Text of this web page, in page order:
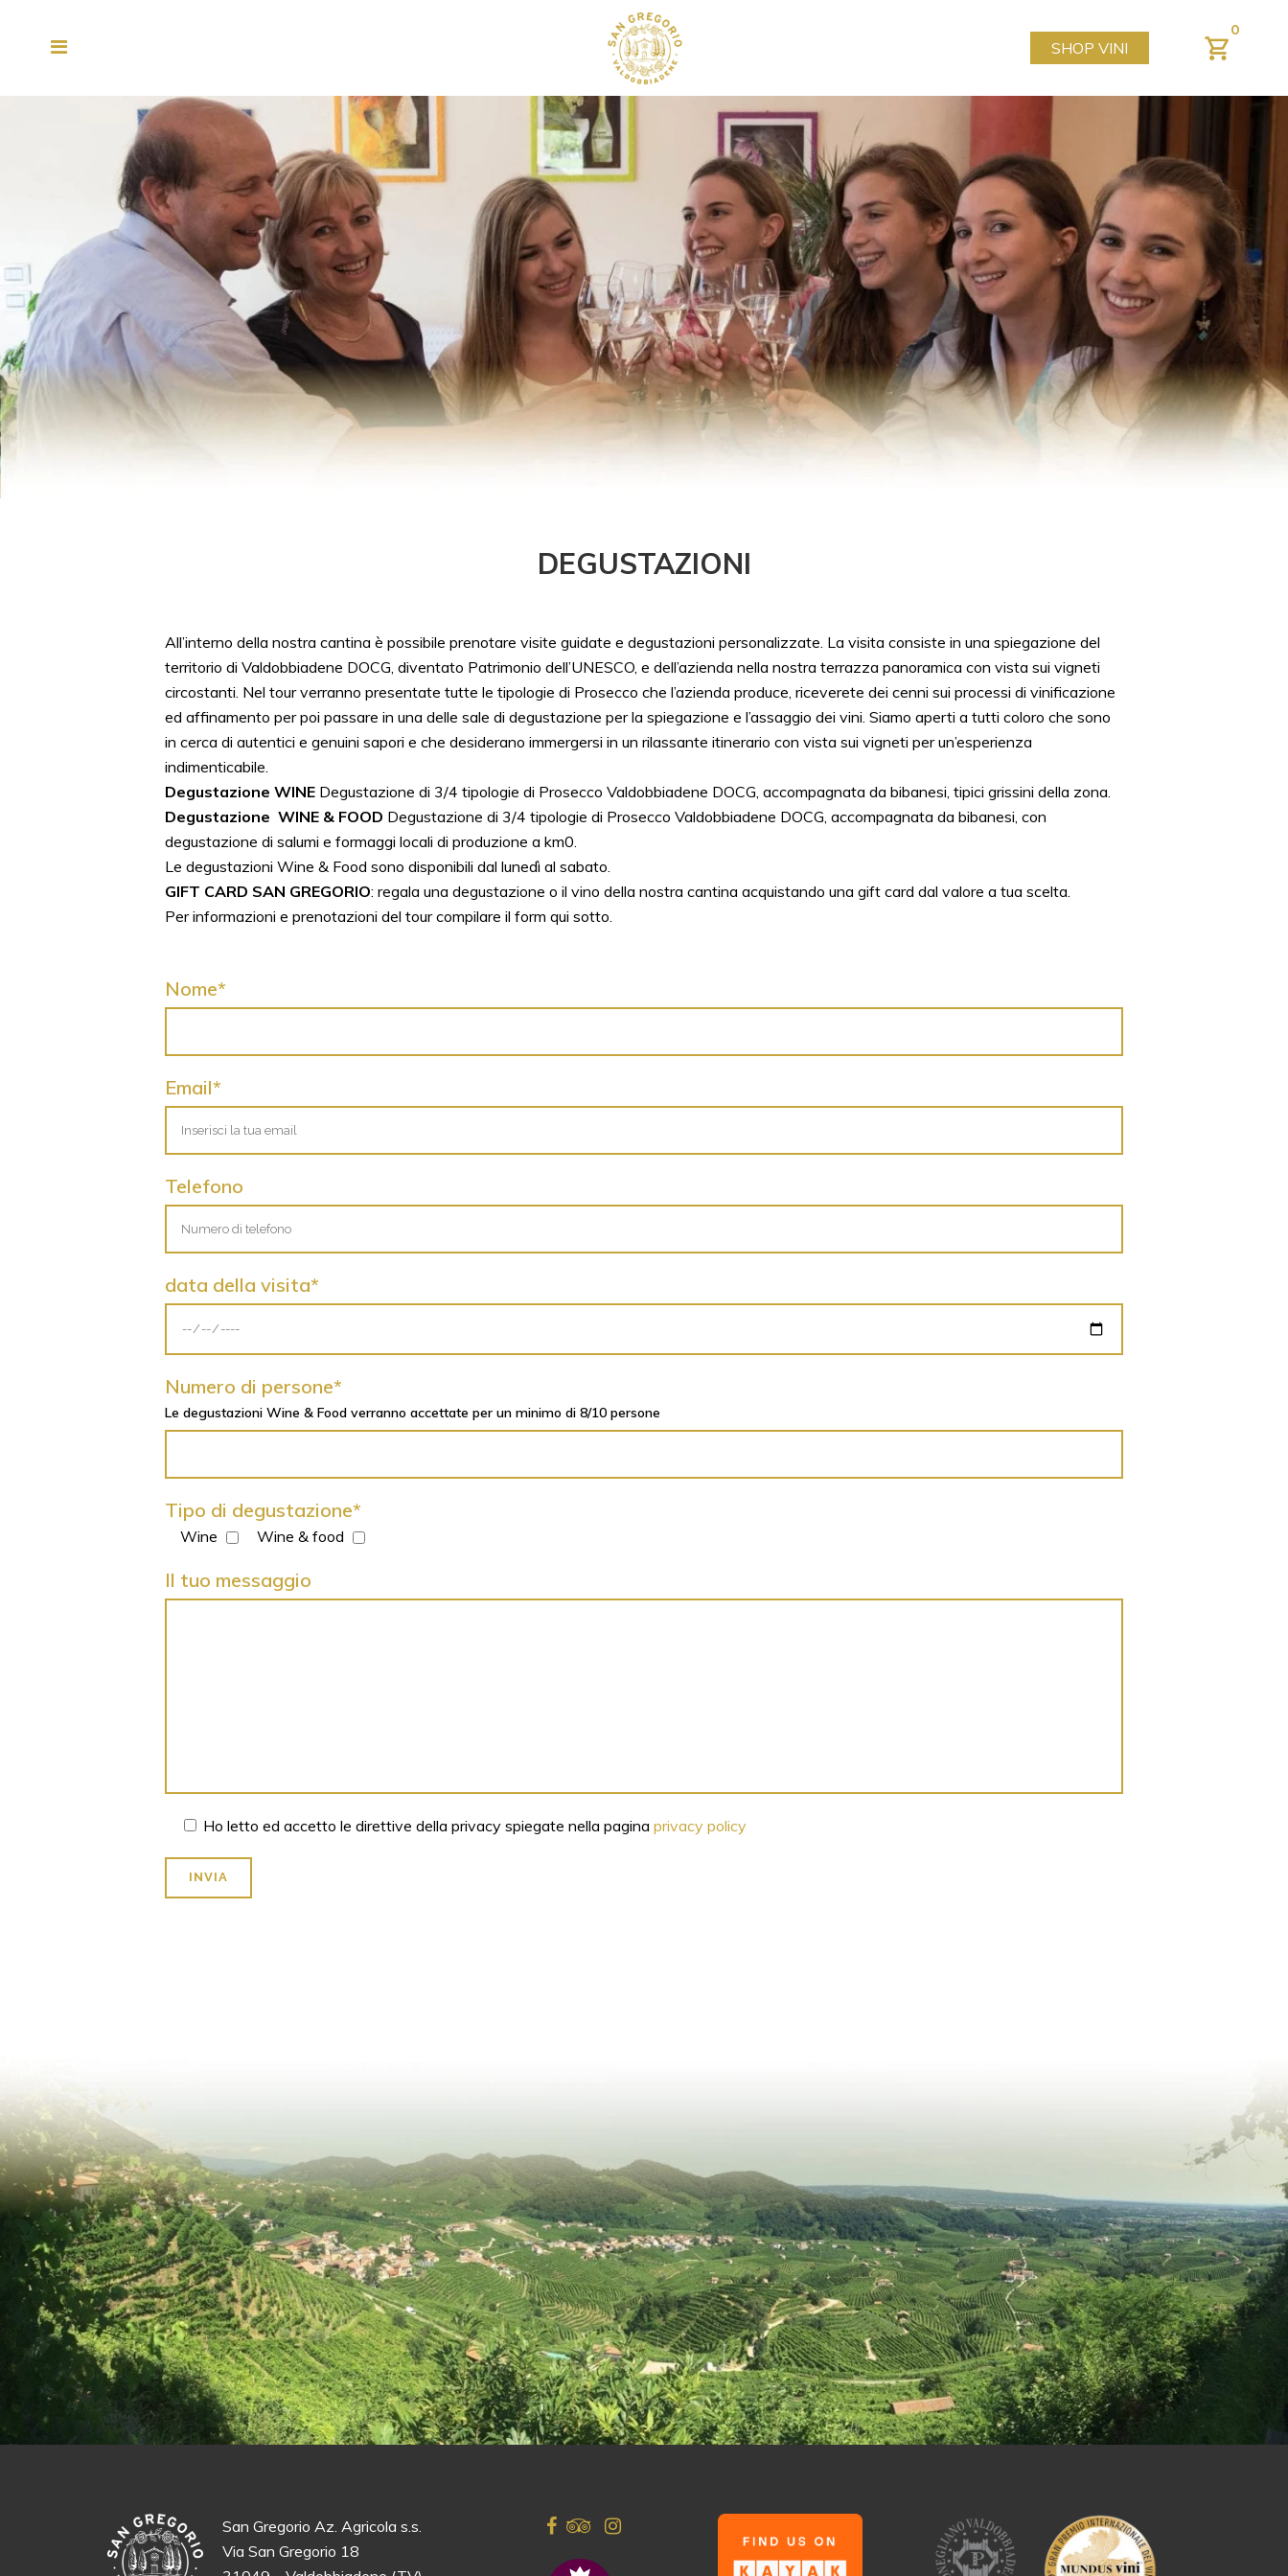
0
SHOP VINI
DEGUSTAZIONI
All’interno della nostra cantina è possibile prenotare visite guidate e degustazioni personalizzate. La visita consiste in una spiegazione del
territorio di Valdobbiadene DOCG, diventato Patrimonio dell’UNESCO, e dell’azienda nella nostra terrazza panoramica con vista sui vigneti
circostanti. Nel tour verranno presentate tutte le tipologie di Prosecco che l’azienda produce, riceverete dei cenni sui processi di vinificazione
ed affinamento per poi passare in una delle sale di degustazione per la spiegazione e l’assaggio dei vini. Siamo aperti a tutti coloro che sono
in cerca di autentici e genuini sapori e che desiderano immergersi in un rilassante itinerario con vista sui vigneti per un’esperienza
indimenticabile.
Degustazione WINE Degustazione di 3/4 tipologie di Prosecco Valdobbiadene DOCG, accompagnata da bibanesi, tipici grissini della zona.
Degustazione WINE & FOOD Degustazione di 3/4 tipologie di Prosecco Valdobbiadene DOCG, accompagnata da bibanesi, con
degustazione di salumi e formaggi locali di produzione a km0.
Le degustazioni Wine & Food sono disponibili dal lunedì al sabato.
GIFT CARD SAN GREGORIO: regala una degustazione o il vino della nostra cantina acquistando una gift card dal valore a tua scelta.
Per informazioni e prenotazioni del tour compilare il form qui sotto.
Nome*
Email*
Telefono
data della visita*
Numero di persone*
Le degustazioni Wine & Food verranno accettate per un minimo di 8/10 persone
Tipo di degustazione*
Wine Wine & food
Il tuo messaggio
Ho letto ed accetto le direttive della privacy spiegate nella pagina privacy policy
San Gregorio Az. Agricola s.s.
Via San Gregorio 18